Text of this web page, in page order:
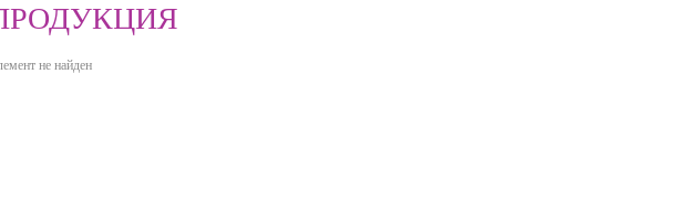
не найден